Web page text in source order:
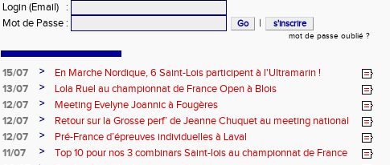
Login (Email)
:
Mot de Passe : |
mot de passe oublié ?
15/07 >
En Marche Nordique, 6 Saint-Lois participent à l'Ultramarin !
13/07
>
Lola Ruel au championnat de France Open à Blois
12/07
>
Meeting Evelyne Joannic à Fougères
12/07
>
Retour sur la Grosse perf’ de Jeanne Chuquet au meeting national
de l’Est Lyonnais
12/07 >
Pré-France d’épreuves individuelles à Laval
11/07
>
Top 10 pour nos 3 combinars Saint-lois au championnat de France